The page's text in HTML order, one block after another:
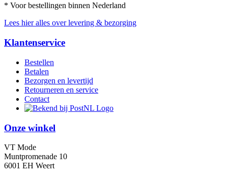
* Voor bestellingen binnen Nederland
Lees hier alles over levering & bezorging
Klantenservice
Bestellen
Betalen
Bezorgen en levertijd
Retourneren en service
Contact
Onze winkel
VT Mode
Muntpromenade 10
6001 EH Weert